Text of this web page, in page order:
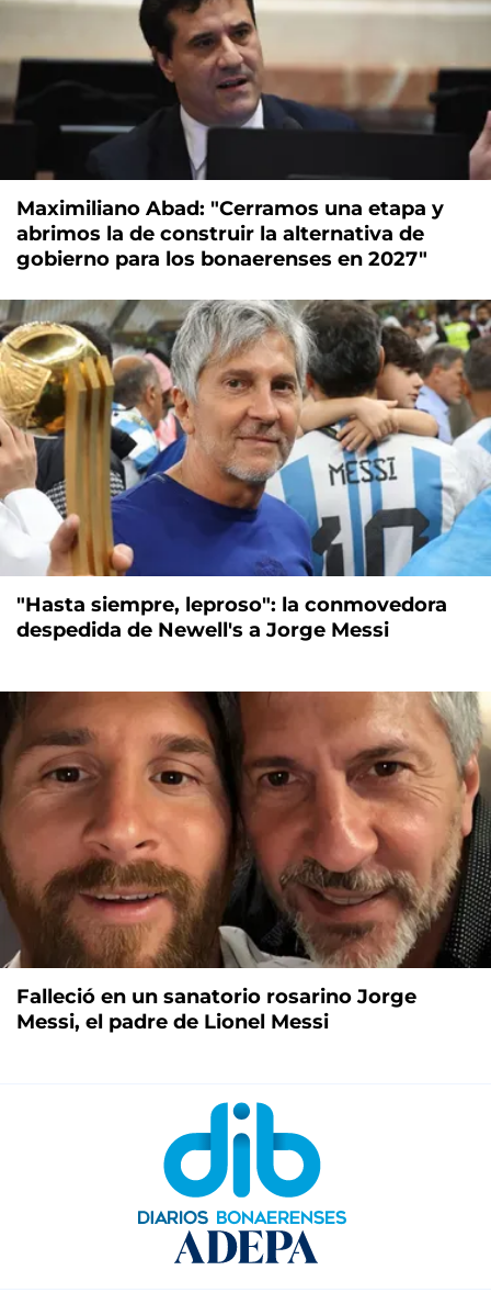
Maximiliano Abad: "Cerramos una etapa y
abrimos la de construir la alternativa de
gobierno para los bonaerenses en 2027"
"Hasta siempre, leproso": la conmovedora
despedida de Newell's a Jorge Messi
Falleció en un sanatorio rosarino Jorge
Messi, el padre de Lionel Messi